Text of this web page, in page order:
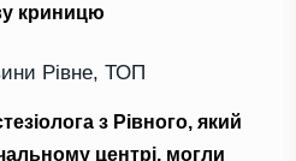
криницю
Рівне, ТОП
з Рівного, який
центрі, могли